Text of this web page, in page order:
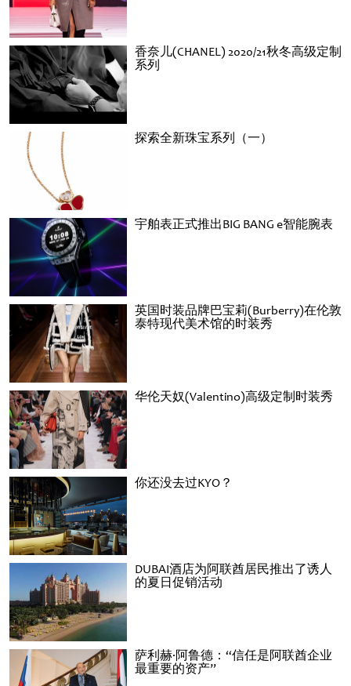
香奈儿(CHANEL) 2020/21秋冬高级定制
系列
探索全新珠宝系列（一）
宇舶表正式推出BIG BANG e智能腕表
英国时装品牌巴宝莉(Burberry)在伦敦
泰特现代美术馆的时装秀
华伦天奴(Valentino)高级定制时装秀
你还没去过KYO？
DUBAI酒店为阿联酋居民推出了诱人
的夏日促销活动
萨利赫·阿鲁德：“信任是阿联酋企业
最重要的资产”